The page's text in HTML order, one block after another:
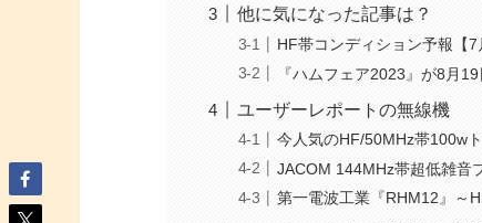
他に気になった記事は？
HF帯コンディション予報【7
『ハムフェア2023』が8月
ユーザーレポートの無線機
今人気のHF/50MHz帯100w
JACOM 144MHz帯超低雑音
第一電波工業『RHM12』～